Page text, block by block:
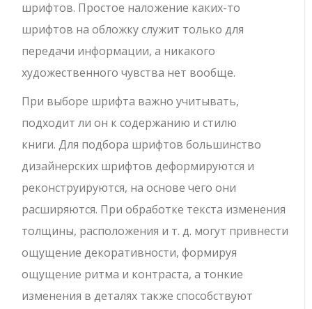
шрифтов. Простое наложение каких-то
шрифтов на обложку служит только для
передачи информации, а никакого
художественного чувства нет вообще.
При выборе шрифта важно учитывать,
подходит ли он к содержанию и стилю
книги. Для подбора шрифтов большинство
дизайнерских шрифтов деформируются и
реконструируются, на основе чего они
расширяются. При обработке текста изменения
толщины, расположения и т. д. могут привнести
ощущение декоративности, формируя
ощущение ритма и контраста, а тонкие
изменения в деталях также способствуют